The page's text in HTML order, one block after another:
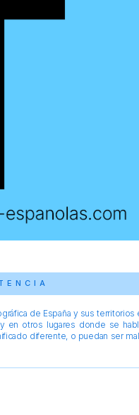
de España y sus territorios
en otros lugares donde se
diferente, o puedan ser